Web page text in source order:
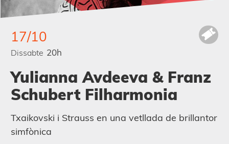
17/10
Dissabte 20h
Yulianna Avdeeva & Franz
Schubert Filharmonia
Txaikovski i Strauss en una vetllada de brillantor
simfònica